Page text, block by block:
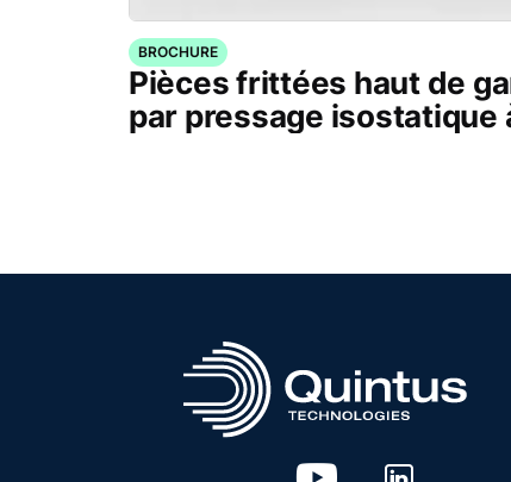
BROCHURE
Pièces frittées haut de
par pressage isostatique